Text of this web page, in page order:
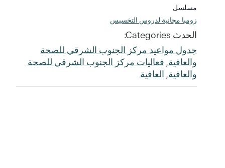
مسلسل
زومبا مجانية لدروس التخسيس
الحدث Categories:
جدول مواعيد مركز الجنوب الشرقي للصحة
والعافية, فعاليات مركز الجنوب الشرقي للصحة
والعافية, العافية